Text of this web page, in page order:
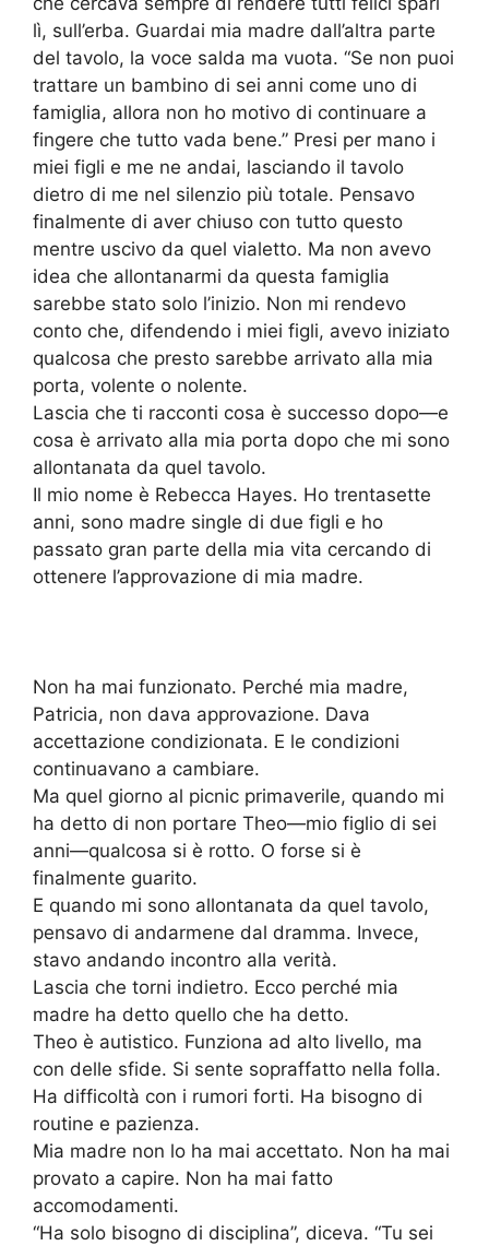
lì, sull’erba. Guardai mia madre dall’altra parte
del tavolo, la voce salda ma vuota. “Se non puoi
trattare un bambino di sei anni come uno di
famiglia, allora non ho motivo di continuare a
fingere che tutto vada bene.” Presi per mano i
miei figli e me ne andai, lasciando il tavolo
dietro di me nel silenzio più totale. Pensavo
finalmente di aver chiuso con tutto questo
mentre uscivo da quel vialetto. Ma non avevo
idea che allontanarmi da questa famiglia
sarebbe stato solo l’inizio. Non mi rendevo
conto che, difendendo i miei figli, avevo iniziato
qualcosa che presto sarebbe arrivato alla mia
porta, volente o nolente.
Lascia che ti racconti cosa è successo dopo—e
cosa è arrivato alla mia porta dopo che mi sono
allontanata da quel tavolo.
Il mio nome è Rebecca Hayes. Ho trentasette
anni, sono madre single di due figli e ho
passato gran parte della mia vita cercando di
ottenere l’approvazione di mia madre.
Non ha mai funzionato. Perché mia madre,
Patricia, non dava approvazione. Dava
accettazione condizionata. E le condizioni
continuavano a cambiare.
Ma quel giorno al picnic primaverile, quando mi
ha detto di non portare Theo—mio figlio di sei
anni—qualcosa si è rotto. O forse si è
finalmente guarito.
E quando mi sono allontanata da quel tavolo,
pensavo di andarmene dal dramma. Invece,
stavo andando incontro alla verità.
Lascia che torni indietro. Ecco perché mia
madre ha detto quello che ha detto.
Theo è autistico. Funziona ad alto livello, ma
con delle sfide. Si sente sopraffatto nella folla.
Ha difficoltà con i rumori forti. Ha bisogno di
routine e pazienza.
Mia madre non lo ha mai accettato. Non ha mai
provato a capire. Non ha mai fatto
accomodamenti.
“Ha solo bisogno di disciplina”, diceva. “Tu sei